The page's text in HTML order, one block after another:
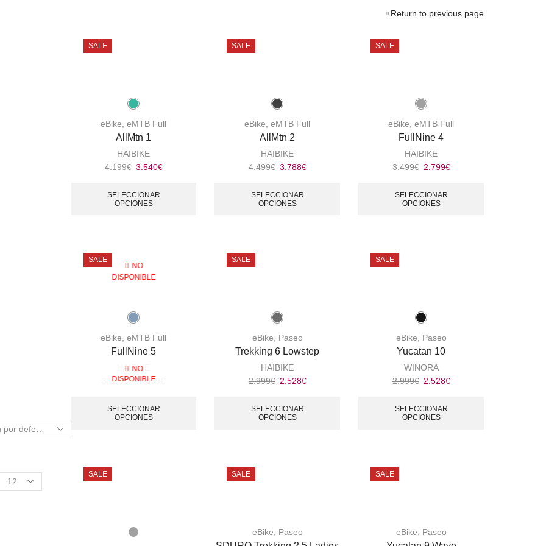
Return to previous page
SALE
eBike ,eMTB Full
AllMtn 1
HAIBIKE
4.199€ 3.540€
SELECCIONAR
OPCIONES
SALE
eBike ,eMTB Full
AllMtn 2
HAIBIKE
4.499€ 3.788€
SELECCIONAR
OPCIONES
SALE
eBike ,eMTB Full
FullNine 4
HAIBIKE
3.499€ 2.799€
SELECCIONAR
OPCIONES
SALE
NO
DISPONIBLE
eBike,eMTB Full
FullNine 5
HAIBIKE
3.039€–3.099
NO
DISPONIBLE
SELECCIONAR
OPCIONES
SALE
eBike, Paseo
Trekking 6 Lowstep
HAIBIKE
2.999€ 2.528€
SELECCIONAR
OPCIONES
SALE
eBike, Paseo
Yucatan 10
WINORA
2.999€ 2.528€
SELECCIONAR
OPCIONES
SALE SALE
eBike Paseo
SALE
eBike Paseo